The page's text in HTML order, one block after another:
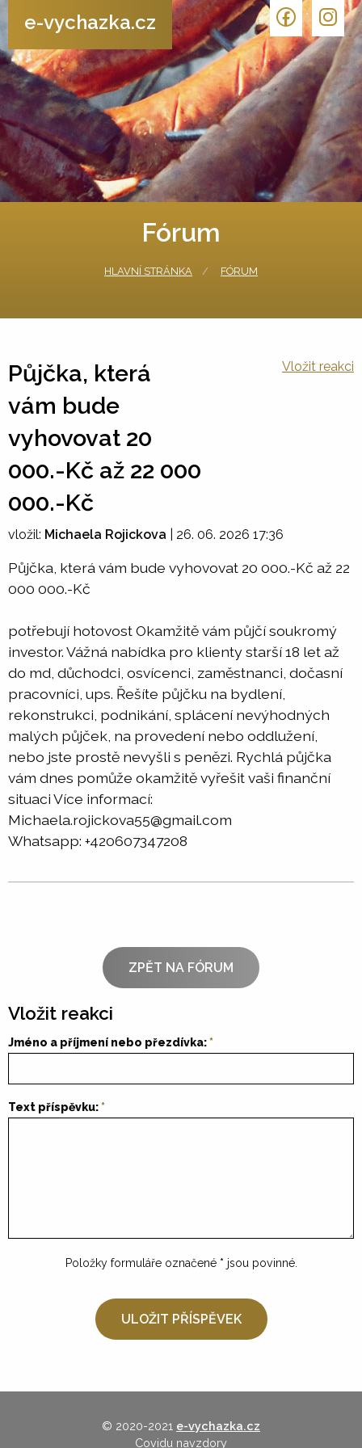
e-vychazka.cz
Fórum
HLAVNÍ STRÁNKA FÓRUM
Půjčka, která
vám bude
vyhovovat 20
000.-Kč až 22 000
000.-Kč
Vložit reakci
vložil: Michaela Rojickova 26. 06. 2026 17:36
Půjčka, která vám bude vyhovovat 20 000.-Kč až 22
000 000.-Kč
potřebují hotovost Okamžitě vám půjčí soukromý
investor. Vážná nabídka pro klienty starší 18 let až
do md, důchodci, osvícenci, zaměstnanci, dočasní
pracovníci, ups. Řešíte půjčku na bydlení,
rekonstrukci, podnikání, splácení nevýhodných
malých půjček, na provedení nebo oddlužení,
nebo jste prostě nevyšli s penězi. Rychlá půjčka
vám dnes pomůže okamžitě vyřešit vaši finanční
situaci Více informací:
Michaela.rojickova55@gmail.com
Whatsapp: +420607347208
ZPĚT NA FÓRUM
Vložit reakci
Jméno a příjmení nebo přezdívka:
Text příspěvku:
Položky formuláře označené * jsou povinné.
© 2020-2021 e-vychazka.cz
Covidu navzdory